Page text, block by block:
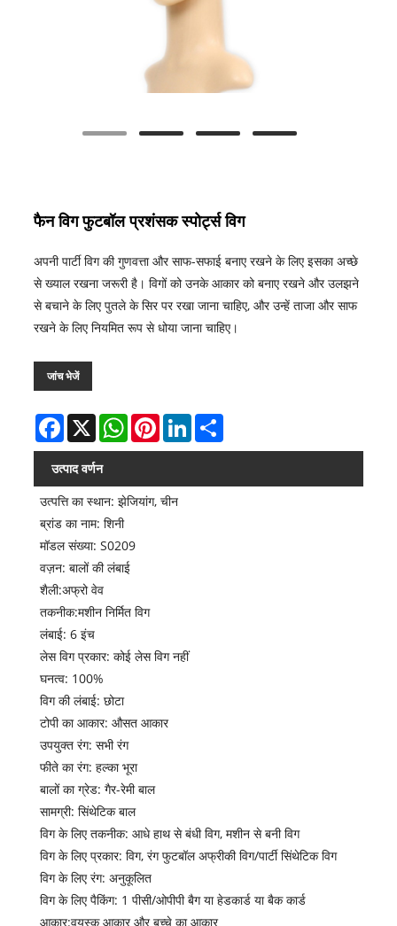
फैन विग फुटबॉल प्रशंसक स्पोर्ट्स विग
अपनी पार्टी विग की गुणवत्ता और साफ-सफाई बनाए रखने के लिए इसका अच्छे
से ख्याल रखना जरूरी है। विगों को उनके आकार को बनाए रखने और उलझने
से बचाने के लिए पुतले के सिर पर रखा जाना चाहिए, और उन्हें ताजा और साफ
रखने के लिए नियमित रूप से धोया जाना चाहिए।
जांच भेजें
Facebook
X WhatsAppPinterestLinkedInShare
उत्पाद वर्णन
उत्पत्ति का स्थान: झेजियांग, चीन
ब्रांड का नाम: शिनी
मॉडल संख्या: S0209
वज़न: बालों की लंबाई
शैली:अफ्रो वेव
तकनीक:मशीन निर्मित विग
लंबाई: 6 इंच
लेस विग प्रकार: कोई लेस विग नहीं
घनत्व: 100%
विग की लंबाई: छोटा
टोपी का आकार: औसत आकार
उपयुक्त रंग: सभी रंग
फीते का रंग: हल्का भूरा
बालों का ग्रेड: गैर-रेमी बाल
सामग्री: सिंथेटिक बाल
विग के लिए तकनीक: आधे हाथ से बंधी विग, मशीन से बनी विग
विग के लिए प्रकार: विग, रंग फुटबॉल अफ्रीकी विग/पार्टी सिंथेटिक विग
विग के लिए रंग: अनुकूलित
विग के लिए पैकिंग: 1 पीसी/ओपीपी बैग या हेडकार्ड या बैक कार्ड
आकार:वयस्क आकार और बच्चे का आकार